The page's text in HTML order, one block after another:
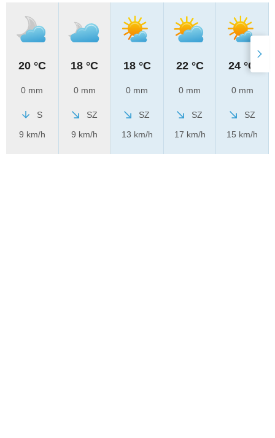
20 °C
0 mm
S
9 km/h
18 °C
0 mm
SZ
9 km/h
18 °C
0 mm
SZ
13 km/h
22 °C
0 mm
SZ
17 km/h
24 °C
0 mm
SZ
15 km/h